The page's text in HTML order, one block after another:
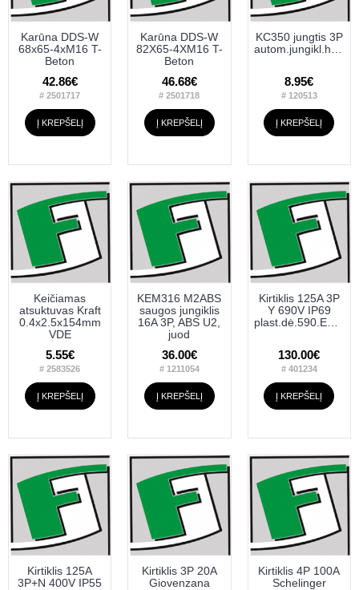
Karūna DDS-W
68x65-4xM16 T-
Beton
42.86€
# 2501717
Į KREPŠELĮ
Karūna DDS-W
82X65-4XM16 T-
Beton
46.68€
# 2501718
Į KREPŠELĮ
KC350 jungtis 3P
autom.jungikl.horiz.komut.150mm
8.95€
# 120513
Į KREPŠELĮ
Keičiamas
atsuktuvas Kraft
0.4x2.5x154mm
VDE
5.55€
# 2583526
Į KREPŠELĮ
KEM316 M2ABS
saugos jungiklis
16A 3P, ABS U2,
juod
36.00€
# 1211054
Į KREPŠELĮ
Kirtiklis 125A 3P
Y 690V IP69
plast.dė.590.EM12503
130.00€
# 401234
Į KREPŠELĮ
Kirtiklis 125A
3P+N 400V IP55
Kirtiklis 3P 20A
Giovenzana
Kirtiklis 4P 100A
Schelinger